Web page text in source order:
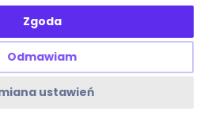
Zgoda
Odmawiam
ustawień
Google Ads Turek
Google Ads Wieleń